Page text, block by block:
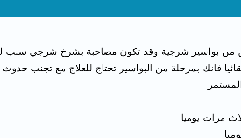
من بواسير شرجية وقد تكون مصاحبة بشرخ شرجي سبب
فانك بمرحلة من البواسير تحتاج للعلاج مع تجنب